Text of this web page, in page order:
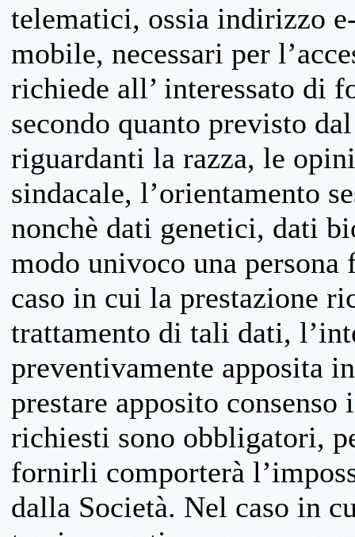
telematici, ossia indirizzo
mobile, necessari per
richiede all’ interessato di
secondo quanto previsto
riguardanti la razza, le
sindacale, l’orientamento
nonchè dati genetici, dati
modo univoco una
caso in cui la prestazione
trattamento di tali dati,
preventivamente apposita
prestare apposito
richiesti sono obbligatori,
fornirli comporterà
dalla Società. Nel caso in